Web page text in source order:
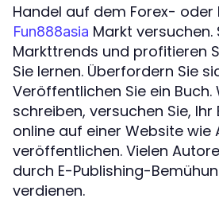
Handel auf dem Forex- oder
Fun888asia Markt versuchen.
Markttrends und profitieren
Sie lernen. Überfordern Sie
Veröffentlichen Sie ein Buch.
schreiben, versuchen Sie, Ihr
online auf einer Website wie
veröffentlichen. Vielen
durch E-Publishing-
verdienen.